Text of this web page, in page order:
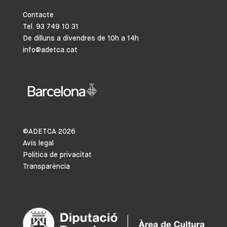
Contacte
Tel. 93 749 10 31
De dilluns a divendres de 10h a 14h
info@adetca.cat
©ADETCA 2026
Avís legal
Política de privacitat
Transparència